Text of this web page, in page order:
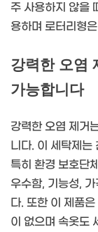
주 사용하지 않을
용하며 로터리형
강력한 오
가능합니다
강력한 오염 제
니다. 이 세탁제는
특히 환경 보호단
우수함, 기능성,
다. 또한 이 제품
이 없으며 속옷도